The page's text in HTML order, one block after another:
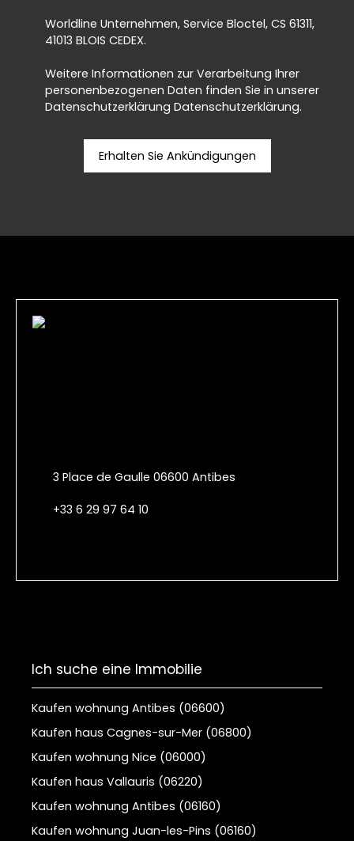
Worldline Unternehmen, Service Bloctel, CS 61311,
41013 BLOIS CEDEX.
Weitere Informationen zur Verarbeitung Ihrer
personenbezogenen Daten finden Sie in unserer
Datenschutzerklärung Datenschutzerklärung.
Erhalten Sie Ankündigungen
3 Place de Gaulle 06600 Antibes
+33 6 29 97 64 10
Ich suche eine Immobilie
Kaufen wohnung Antibes (06600)
Kaufen haus Cagnes-sur-Mer (06800)
Kaufen wohnung Nice (06000)
Kaufen haus Vallauris (06220)
Kaufen wohnung Antibes (06160)
Kaufen wohnung Juan-les-Pins (06160)